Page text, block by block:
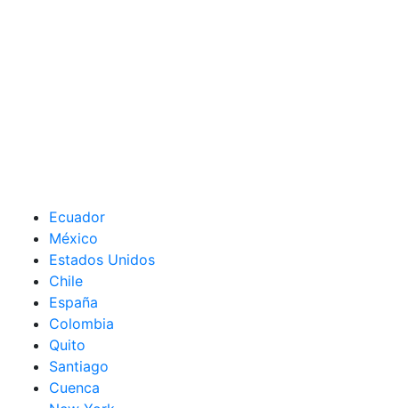
Ecuador
México
Estados Unidos
Chile
España
Colombia
Quito
Santiago
Cuenca